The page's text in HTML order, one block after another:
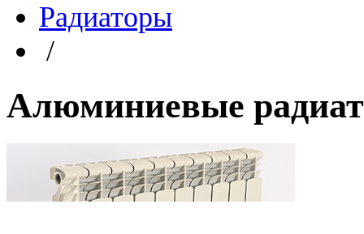
Радиаторы
/
Алюминиевые